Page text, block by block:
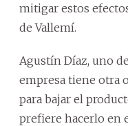
mitigar estos
de Vallemí.
Agustín Díaz, uno
empresa tiene otra
para bajar el
prefiere hacerlo en